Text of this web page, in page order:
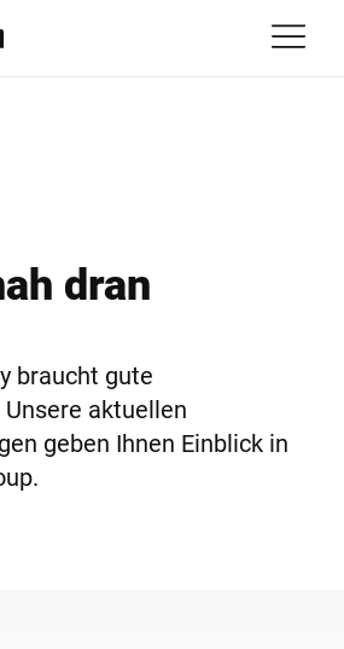
dran
braucht gute
aktuellen
geben Ihnen Einblick in